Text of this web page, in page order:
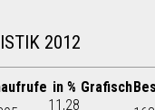
2012
in % Grafisch
11,28